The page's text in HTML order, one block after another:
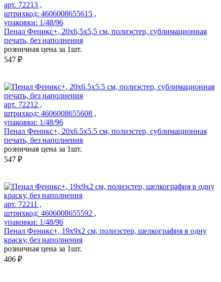
арт. 72213 ,
штрихкод: 4606008655615 ,
упаковки: 1/48/96
Пенал Феникс+, 20х6,5х5,5 см, полиэстер, сублимационная
печать, без наполнения
розничная цена за 1шт.
547 ₽
арт. 72212 ,
штрихкод: 4606008655608 ,
упаковки: 1/48/96
Пенал Феникс+, 20х6.5х5.5 см, полиэстер, сублимационная
печать, без наполнения
розничная цена за 1шт.
547 ₽
арт. 72211 ,
штрихкод: 4606008655592 ,
упаковки: 1/48/96
Пенал Феникс+, 19х9х2 см, полиэстер, шелкография в одну
краску, без наполнения
розничная цена за 1шт.
406 ₽